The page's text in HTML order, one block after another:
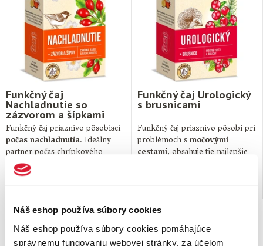
Náš eshop používa súbory cookies
Náš eshop používa súbory cookies pomáhajúce
správnemu fungovaniu webovej stránky, za účelom
Funkčný čaj
Nachladnutie so
zázvorom a šípkami
Funkčný čaj priaznivo pôsobiaci
počas nachladnutia. Ideálny
partner počas chrípkového
obdobia. Veľmi harmonický
produkt, …
1,89€
Funkčný čaj Urologický
s brusnicami
Funkčný čaj priaznivo pôsobí pri
problémoch smočovými
cestami, obsahuje tie najlepšie